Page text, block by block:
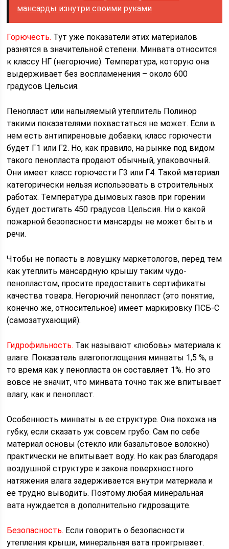
мансарды изнутри своими руками
Горючесть. Тут уже показатели этих материалов
разнятся в значительной степени. Минвата относится
к классу НГ (негорючие). Температура, которую она
выдерживает без воспламенения – около 600
градусов Цельсия.
Пенопласт или напыляемый утеплитель Полинор
такими показателями похвастаться не может. Если в
нем есть антипиреновые добавки, класс горючести
будет Г1 или Г2. Но, как правило, на рынке под видом
такого пенопласта продают обычный, упаковочный.
Они имеет класс горючести Г3 или Г4. Такой материал
категорически нельзя использовать в строительных
работах. Температура дымовых газов при горении
будет достигать 450 градусов Цельсия. Ни о какой
пожарной безопасности мансарды не может быть и
речи.
Чтобы не попасть в ловушку маркетологов, перед тем
как утеплить мансардную крышу таким чудо-
пенопластом, просите предоставить сертификаты
качества товара. Негорючий пенопласт (это понятие,
конечно же, относительное) имеет маркировку ПСБ-С
(самозатухающий).
Гидрофильность. Так называют «любовь» материала к
влаге. Показатель влагопоглощения минваты 1,5 %, в
то время как у пенопласта он составляет 1%. Но это
вовсе не значит, что минвата точно так же впитывает
влагу, как и пенопласт.
Особенность минваты в ее структуре. Она похожа на
губку, если сказать уж совсем грубо. Сам по себе
материал основы (стекло или базальтовое волокно)
практически не впитывает воду. Но как раз благодаря
воздушной структуре и закона поверхностного
натяжения влага задерживается внутри материала и
ее трудно выводить. Поэтому любая минеральная
вата нуждается в дополнительно гидрозащите.
Безопасность. Если говорить о безопасности
утепления крыши, минеральная вата проигрывает.